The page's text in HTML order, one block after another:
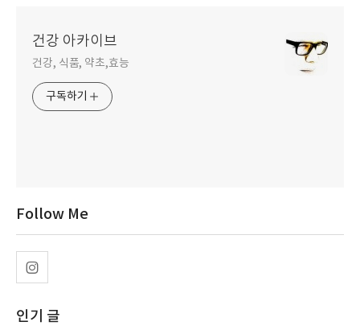
건강 아카이브
건강, 식품, 약초,효능
구독하기
Follow Me
인기 글